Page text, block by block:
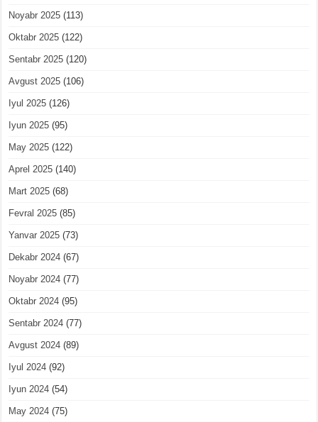
Noyabr 2025 (113)
Oktabr 2025 (122)
Sentabr 2025 (120)
Avgust 2025 (106)
Iyul 2025 (126)
Iyun 2025 (95)
May 2025 (122)
Aprel 2025 (140)
Mart 2025 (68)
Fevral 2025 (85)
Yanvar 2025 (73)
Dekabr 2024 (67)
Noyabr 2024 (77)
Oktabr 2024 (95)
Sentabr 2024 (77)
Avgust 2024 (89)
Iyul 2024 (92)
Iyun 2024 (54)
May 2024 (75)